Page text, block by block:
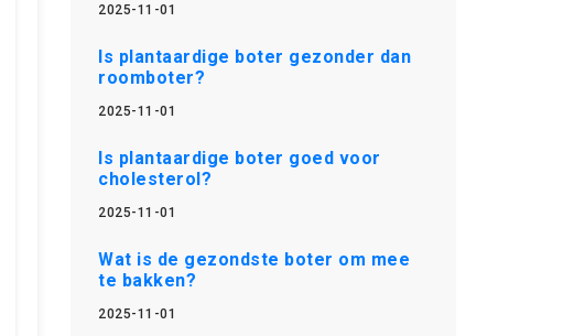
2025-11-01
Is plantaardige boter gezonder dan
roomboter?
2025-11-01
Is plantaardige boter goed voor
cholesterol?
2025-11-01
Wat is de gezondste boter om mee
te bakken?
2025-11-01